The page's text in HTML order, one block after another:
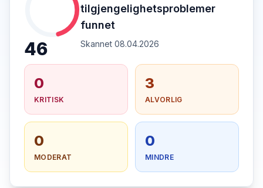
46
tilgjengelighetsproblemer
funnet
Skannet 08.04.2026
0
KRITISK
3
ALVORLIG
0
MODERAT
0
MINDRE